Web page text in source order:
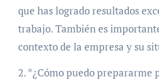
que has logrado resultados
trabajo. También es
contexto de la empresa y su
2. *¿Cómo puedo prepararme